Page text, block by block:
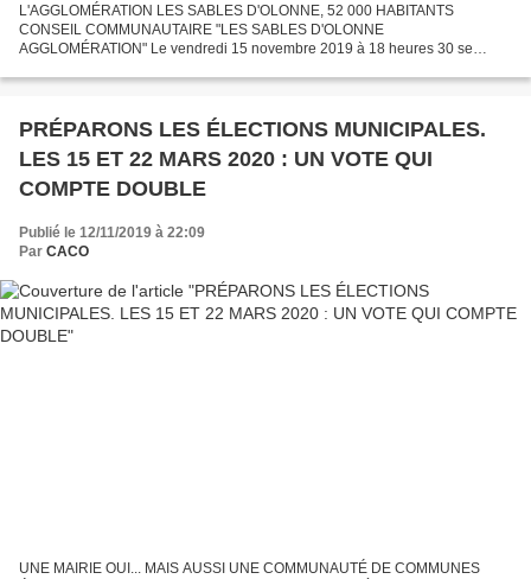
L'AGGLOMÉRATION LES SABLES D'OLONNE, 52 000 HABITANTS
CONSEIL COMMUNAUTAIRE "LES SABLES D'OLONNE
AGGLOMÉRATION" Le vendredi 15 novembre 2019 à 18 heures 30 se
(près du Boulevard du...
PRÉPARONS LES ÉLECTIONS MUNICIPALES.
LES 15 ET 22 MARS 2020 : UN VOTE QUI
COMPTE DOUBLE
Publié le 12/11/2019 à 22:09
Par CACO
UNE MAIRIE OUI... MAIS AUSSI UNE COMMUNAUTÉ DE COMMUNES